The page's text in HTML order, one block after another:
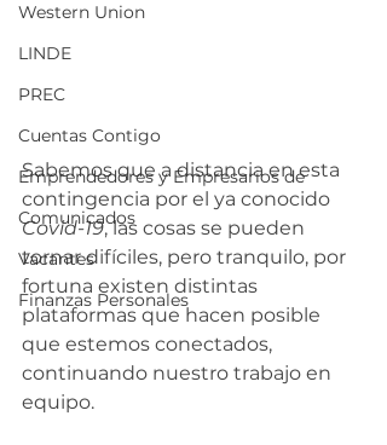
Western Union
LINDE
PREC
Cuentas Contigo
Emprendedores y Empresarios de
Comunicados
Vacantes
Finanzas Personales
Sabemos que a distancia en esta
contingencia por el ya conocido
Covid-19, las cosas se pueden
tornar difíciles, pero tranquilo, por
fortuna existen distintas
plataformas que hacen posible
que estemos conectados,
continuando nuestro trabajo en
equipo.